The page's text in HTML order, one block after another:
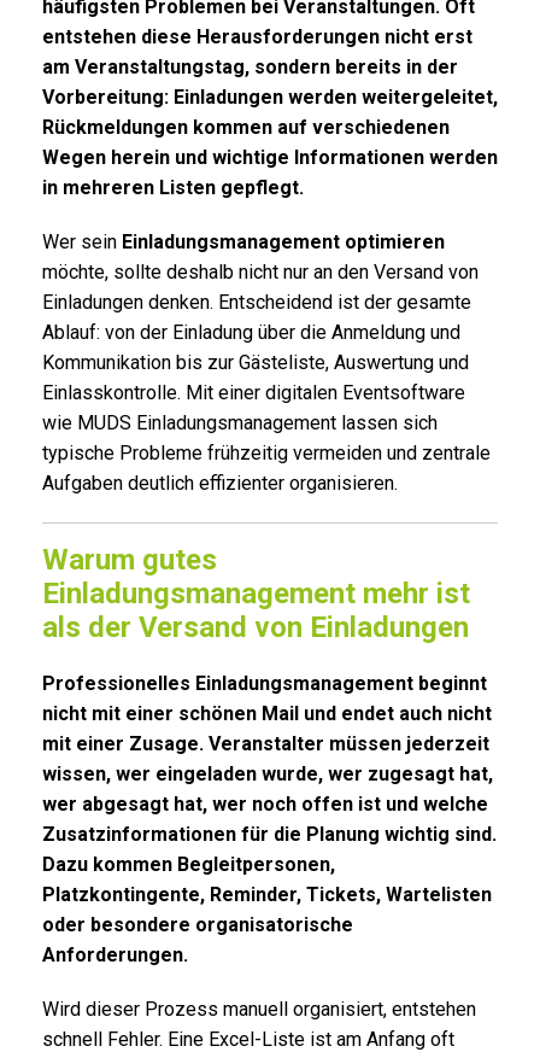
häufigsten Problemen bei Veranstaltungen. Oft
entstehen diese Herausforderungen nicht erst
am Veranstaltungstag, sondern bereits in der
Vorbereitung: Einladungen werden weitergeleitet,
Rückmeldungen kommen auf verschiedenen
Wegen herein und wichtige Informationen werden
in mehreren Listen gepflegt.
Wer sein Einladungsmanagement optimieren
möchte, sollte deshalb nicht nur an den Versand von
Einladungen denken. Entscheidend ist der gesamte
Ablauf: von der Einladung über die Anmeldung und
Kommunikation bis zur Gästeliste, Auswertung und
Einlasskontrolle. Mit einer digitalen Eventsoftware
wie MUDS Einladungsmanagement lassen sich
typische Probleme frühzeitig vermeiden und zentrale
Aufgaben deutlich effizienter organisieren.
Warum gutes
Einladungsmanagement mehr ist
als der Versand von Einladungen
Professionelles Einladungsmanagement beginnt
nicht mit einer schönen Mail und endet auch nicht
mit einer Zusage. Veranstalter müssen jederzeit
wissen, wer eingeladen wurde, wer zugesagt hat,
wer abgesagt hat, wer noch offen ist und welche
Zusatzinformationen für die Planung wichtig sind.
Dazu kommen Begleitpersonen,
Platzkontingente, Reminder, Tickets, Wartelisten
oder besondere organisatorische
Anforderungen.
Wird dieser Prozess manuell organisiert, entstehen
schnell Fehler. Eine Excel-Liste ist am Anfang oft